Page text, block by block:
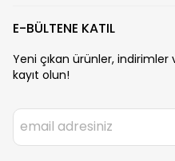
E-BÜLTENE KATIL
Yeni çıkan ürünler,
kayıt olun!